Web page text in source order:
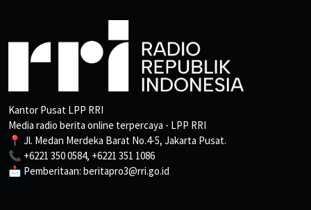
Kantor Pusat LPP RRI
Media radio berita online terpercaya - LPP RRI
📍 Jl. Medan Merdeka Barat No.4-5, Jakarta Pusat.
📞 +6221 350 0584, +6221 351 1086
📩 Pemberitaan: beritapro3@rri.go.id